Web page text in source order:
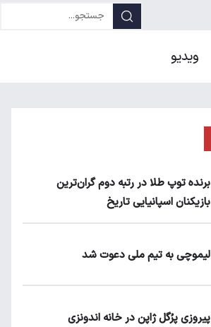
ویدیو
برنده توپ طلا در رتبه دوم گران‌ترین
بازیکنان اسپانیایی تاریخ
لیموچی به تیم ملی دعوت شد
پیروزی پرُگل ژاپن در خانه اندونزی